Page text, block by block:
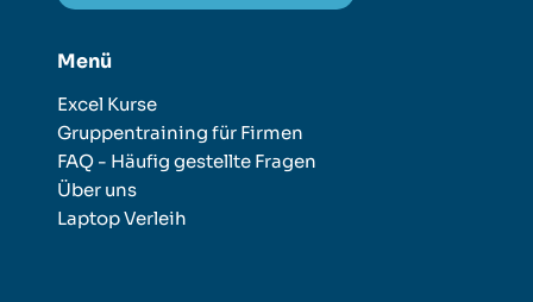
Menü
Excel Kurse
Gruppentraining für Firmen
FAQ - Häufig gestellte Fragen
Über uns
Laptop Verleih